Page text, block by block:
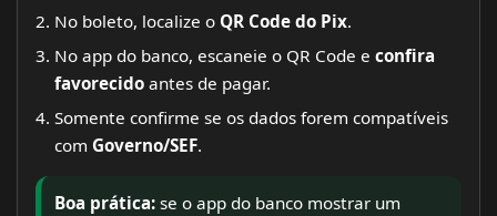
No boleto, localize o QR Code do Pix.
No app do banco, escaneie o QR Code e confira
favorecido antes de pagar.
Somente confirme se os dados forem compatíveis
com Governo/SEF.
Boa prática: se o app do banco mostrar um